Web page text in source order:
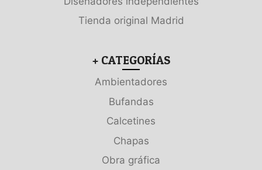
Tienda original Madrid
+ CATEGORÍAS
Ambientadores
Bufandas
Calcetines
Chapas
Obra gráfica